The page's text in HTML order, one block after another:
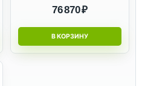
76 870 ₽
В КОРЗИНУ